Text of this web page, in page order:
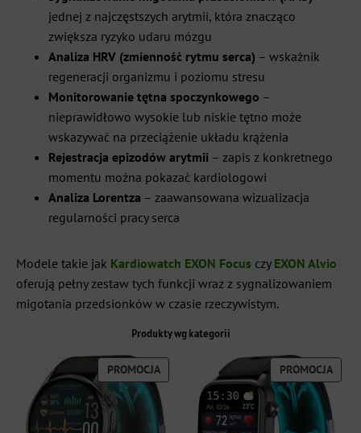
jednej z najczęstszych arytmii, która znacząco
zwiększa ryzyko udaru mózgu
Analiza HRV (zmienność rytmu serca) – wskaźnik
regeneracji organizmu i poziomu stresu
Monitorowanie tętna spoczynkowego –
nieprawidłowo wysokie lub niskie tętno może
wskazywać na przeciążenie układu krążenia
Rejestracja epizodów arytmii – zapis z konkretnego
momentu można pokazać kardiologowi
Analiza Lorentza – zaawansowana wizualizacja
regularności pracy serca
Modele takie jak Kardiowatch EXON Focus czy EXON Alvio
oferują pełny zestaw tych funkcji wraz z sygnalizowaniem
migotania przedsionków w czasie rzeczywistym.
Produkty wg kategorii
PROMOCJAPRODUKT
W
PROMOCJI
PROMOCJA
W